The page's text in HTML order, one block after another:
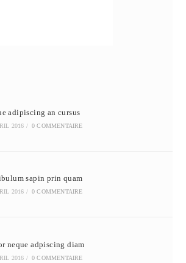
adipiscing an cursus
2016 / 0 COMMENTAIRE
sapin prin quam
2016 / 0 COMMENTAIRE
neque adpiscing diam
2016 / 0 COMMENTAIRE